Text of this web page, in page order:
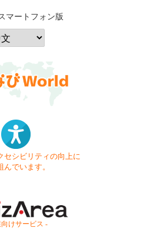
マートフォン版
セシビリティの向上に
んでいます。
けサービス -